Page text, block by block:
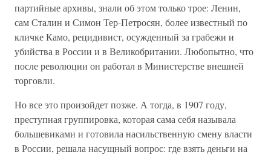
партийные архивы, знали об этом только трое: Ленин,
сам Сталин и Симон Тер-Петросян, более известный по
кличке Камо, рецидивист, осужденный за грабежи и
убийства в России и в Великобритании. Любопытно, что
после революции он работал в Министерстве внешней
торговли.
Но все это произойдет позже. А тогда, в 1907 году,
преступная группировка, которая сама себя называла
большевиками и готовила насильственную смену власти
в России, решала насущный вопрос: где взять деньги на